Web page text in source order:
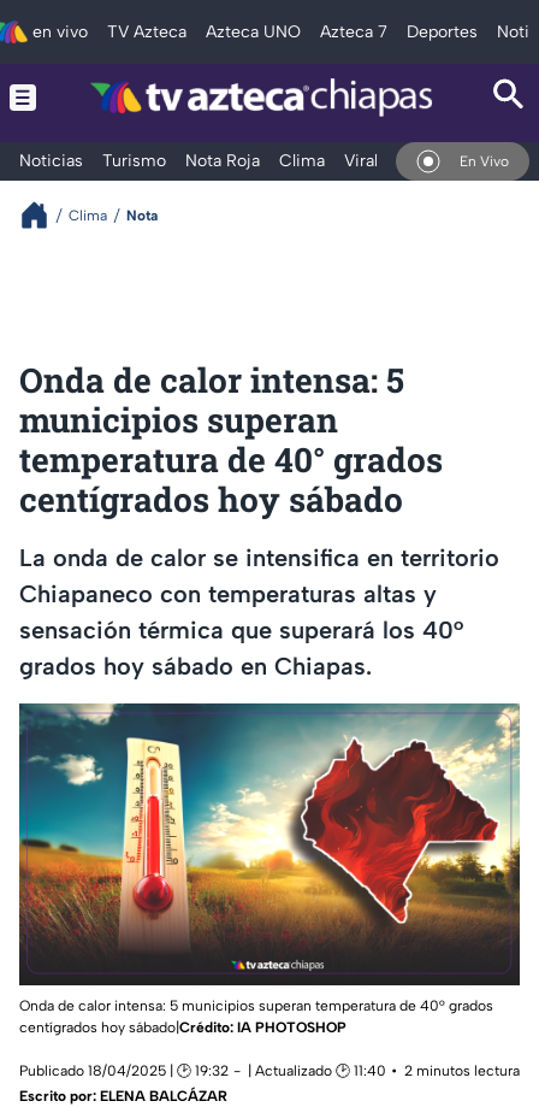
en vivo TV Azteca Azteca UNO Azteca 7 Deportes
Noticias Turismo Nota Roja Clima Viral y Tendencia
En Vivo
Clima Nota
Onda de calor intensa: 5
municipios superan
temperatura de 40° grados
centígrados hoy sábado
La onda de calor se intensifica en territorio
Chiapaneco con temperaturas altas y
sensación térmica que superará los 40°
grados hoy sábado en Chiapas.
Onda de calor intensa: 5 municipios superan temperatura de 40° grados
centígrados hoy sábado| Crédito: IA PHOTOSHOP
Publicado 18/04/2025 | 🕑 19:32 | Actualizado 🕑 11:40
2 minutos lectura
Escrito por: ELENA BALCÁZAR